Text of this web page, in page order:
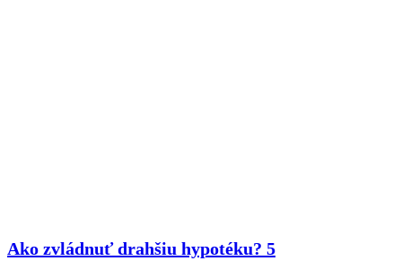
Ako zvládnuť drahšiu hypotéku? 5